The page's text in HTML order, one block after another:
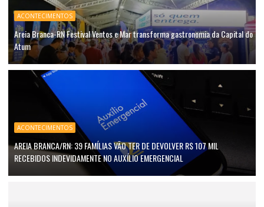
ACONTECIMENTOS
Areia Branca-RN Festival Ventos e Mar transforma gastronomia da Capital do
Atum
ACONTECIMENTOS
AREIA BRANCA/RN: 39 FAMÍLIAS VÃO TER DE DEVOLVER R$ 107 MIL
RECEBIDOS INDEVIDAMENTE NO AUXÍLIO EMERGENCIAL